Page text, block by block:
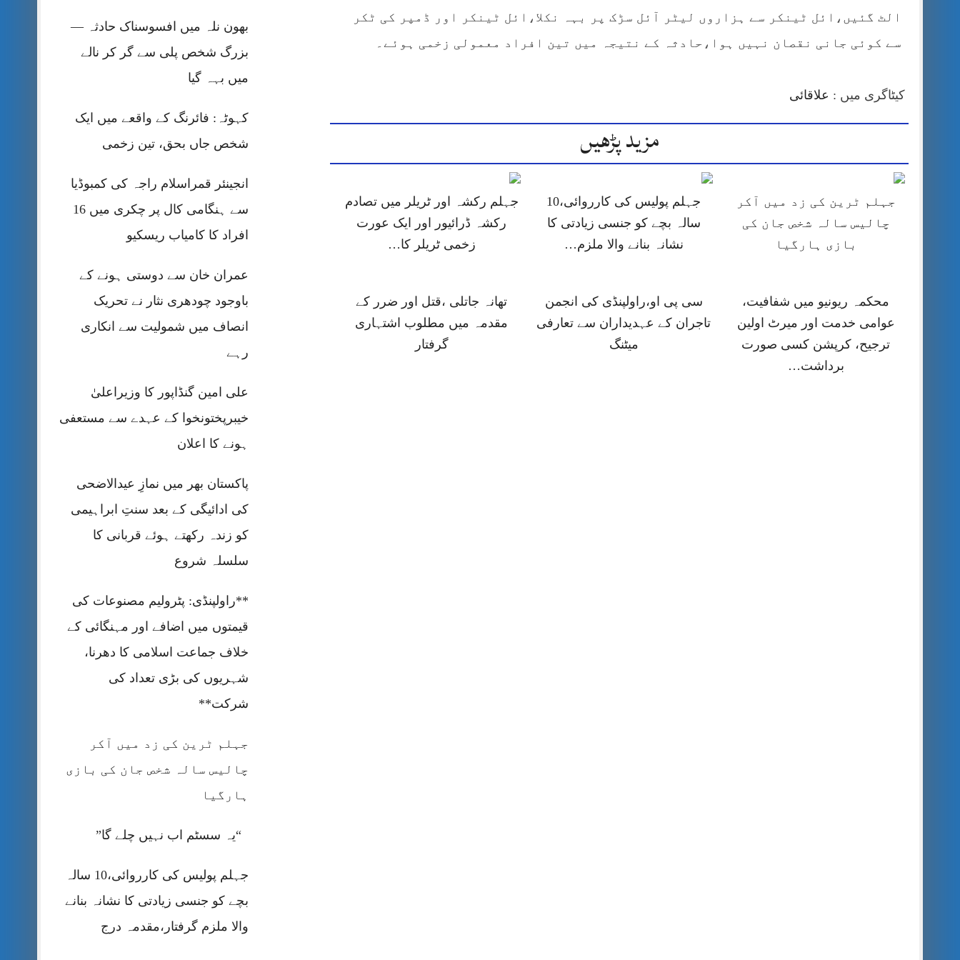
بھون نلہ میں افسوسناک حادثہ —
بزرگ شخص پلی سے گر کر نالے
میں بہہ گیا
کہوٹہ: فائرنگ کے واقعے میں ایک
شخص جاں بحق، تین زخمی
انجینئر قمراسلام راجہ کی کمبوڈیا
سے ہنگامی کال پر چکری میں 16
افراد کا کامیاب ریسکیو
عمران خان سے دوستی ہونے کے
باوجود چودھری نثار نے تحریک
انصاف میں شمولیت سے انکاری
رہے
علی امین گنڈاپور کا وزیراعلیٰ
خیبرپختونخوا کے عہدے سے مستعفی
ہونے کا اعلان
پاکستان بھر میں نمازِ عیدالاضحی
کی ادائیگی کے بعد سنتِ ابراہیمی
کو زندہ رکھتے ہوئے قربانی کا
سلسلہ شروع
**راولپنڈی: پٹرولیم مصنوعات کی
قیمتوں میں اضافے اور مہنگائی کے
خلاف جماعت اسلامی کا دھرنا،
شہریوں کی بڑی تعداد کی
شرکت**
جہلم ٹرین کی زد میں آکر
چالیس سالہ شخص جان کی بازی
ہارگیا
“یہ سسٹم اب نہیں چلے گا”
جہلم پولیس کی کارروائی،10 سالہ
بچے کو جنسی زیادتی کا نشانہ بنانے
والا ملزم گرفتار،مقدمہ درج
الٹ گئیں،ائل ٹینکر سے ہزاروں لیٹر آئل سڑک پر بہہ نکلا،ائل ٹینکر اور ڈمپر کی ٹکر
سے کوئی جانی نقصان نہیں ہوا،حادثہ کے نتیجہ میں تین افراد معمولی زخمی ہوئے۔
کیٹاگری میں : علاقائی
مزید پڑھیں
جہلم ٹرین کی زد میں آکر
چالیس سالہ شخص جان کی
بازی ہارگیا
جہلم پولیس کی کارروائی،10
سالہ بچے کو جنسی زیادتی کا
نشانہ بنانے والا ملزم…
جہلم رکشہ اور ٹریلر میں تصادم
رکشہ ڈرائیور اور ایک عورت
زخمی ٹریلر کا…
محکمہ ریونیو میں شفافیت،
عوامی خدمت اور میرٹ اولین
ترجیح، کرپشن کسی صورت
برداشت…
سی پی او،راولپنڈی کی انجمن
تاجران کے عہدیداران سے تعارفی
میٹنگ
تھانہ جاتلی ،قتل اور ضرر کے
مقدمہ میں مطلوب اشتہاری
گرفتار